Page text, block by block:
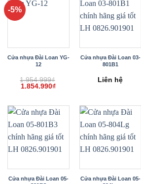
-5%
Cửa nhựa Đài Loan YG-
12
1.954.999₫
Giá
1.954.999₫.
1.854.990₫Giá
là:
1.854.990₫.
Cửa nhựa Đài Loan 03-
801B1
Liên hệ
Cửa nhựa Đài Loan 05-
Cửa nhựa Đài Loan 05-